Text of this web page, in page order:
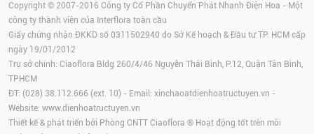
Copyright © 2007-2016 Công ty Cổ Phần Chuyển Phát Nhanh Điện Hoa - Một
công ty thành viên của Interflora toàn cầu
Giấy chứng nhận ĐKKD số 0311502940 do Sở Kế hoạch & Đầu tư TP. HCM cấp
ngày 19/01/2012
Trụ sở chính: Ciaoflora Bldg 260/4/46 Nguyễn Thái Bình, P.12, Quận Tân Bình,
TPHCM
ĐT: (028) 38.112.666 (ext. 10) - Email: xinchaoatdienhoatructuyen.vn -
Website: www.dienhoatructuyen.vn
Thiết kế & phát triển bởi Phòng CNTT Ciaoflora ® Hoạt động tốt trên môi